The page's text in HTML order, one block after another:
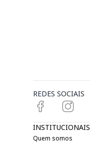
REDES SOCIAIS
INSTITUCIONAIS
Quem somos